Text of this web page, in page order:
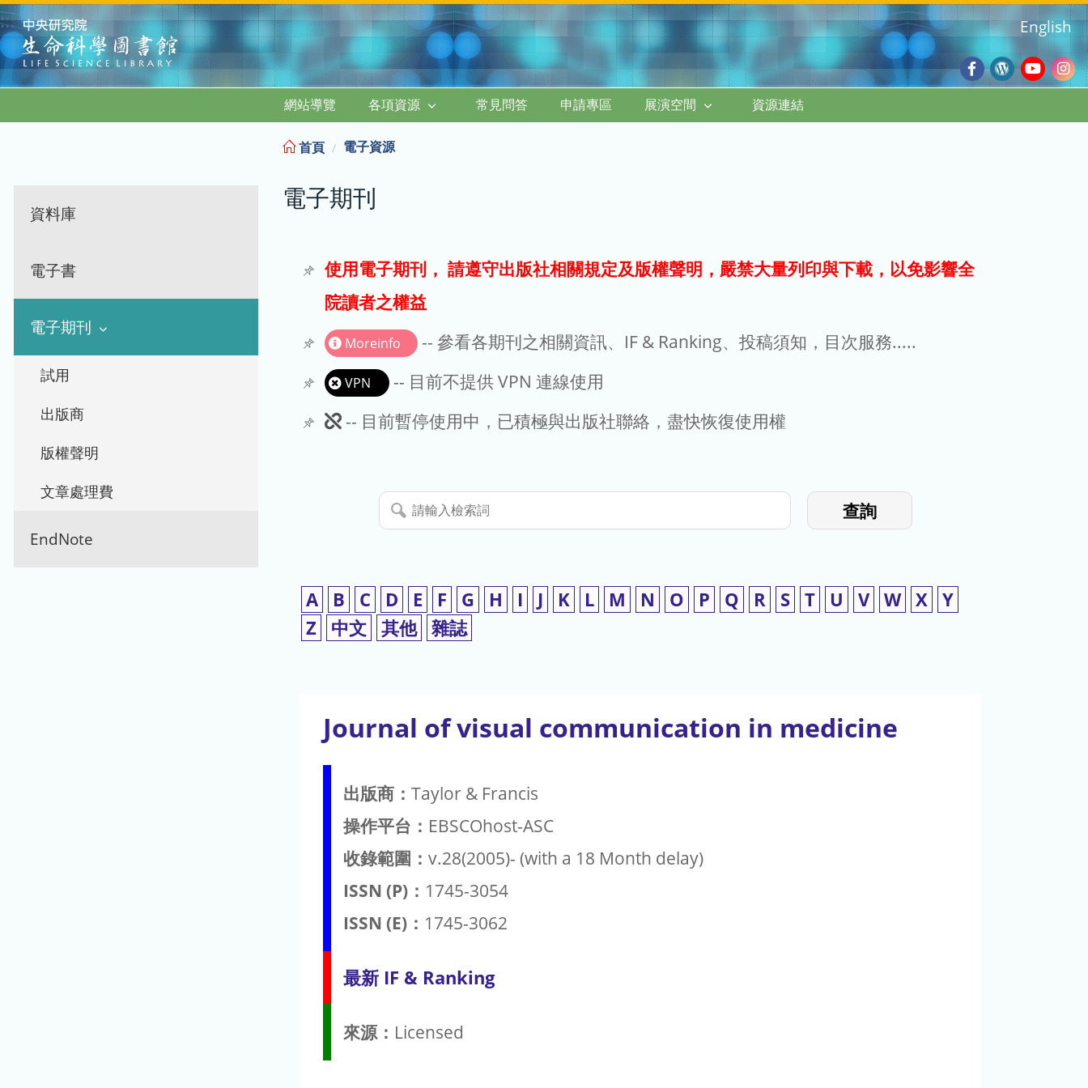
:::
Facebook
Wordpress
Blog
English
網站導覽 各項資源 常見問答 申請專區 展演空間 資源連結
資料庫
電子書
電子期刊
試用
出版商
版權聲明
文章處理費
EndNote
首頁 電子資源
電子期刊
使用電子期刊， 請遵守出版社相關規定及版權聲明，嚴禁大量列印與下載，以免影響全
院讀者之權益
Moreinfo -- 參看各期刊之相關資訊、IF & Ranking、投稿須知，目次服務.....
VPN
-- 目前不提供 VPN 連線使用
此
使
用
-- 目前暫停使用中，已積極與出版社聯絡，盡快恢復使用權
請
輸
索
詞
查詢
A B C D E F G H I J K L M N O P Q R S T U V W X Y
Z
中文 其他 雜誌
Journal of visual communication in medicine
出版商： Taylor & Francis
操作平台： EBSCOhost-ASC
收錄範圍： v.28(2005)- (with a 18 Month delay)
ISSN (P)： 1745-3054
ISSN (E)： 1745-3062
最新 IF & Ranking
來源： Licensed